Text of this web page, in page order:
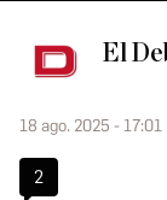
El
18 ago. 2025 - 17:01
2